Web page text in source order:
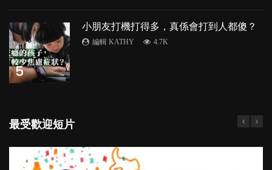
5
小朋友打機打得多，真係會打到人都傻？
編輯 KATHY 4.7K
最受歡迎短片